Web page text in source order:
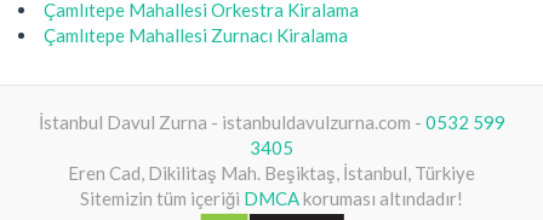
Çamlıtepe Mahallesi Orkestra Kiralama
Çamlıtepe Mahallesi Zurnacı Kiralama
İstanbul Davul Zurna - istanbuldavulzurna.com - 0532 599
3405
Eren Cad, Dikilitaş Mah. Beşiktaş, İstanbul, Türkiye
Sitemizin tüm içeriği DMCAkoruması altındadır!